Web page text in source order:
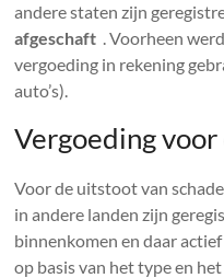
andere staten zijn
afgeschaft . Voorheen
vergoeding in rekening
auto’s).
Vergoeding
Voor de uitstoot van
in andere landen zijn
binnenkomen en daar
op basis van het type en